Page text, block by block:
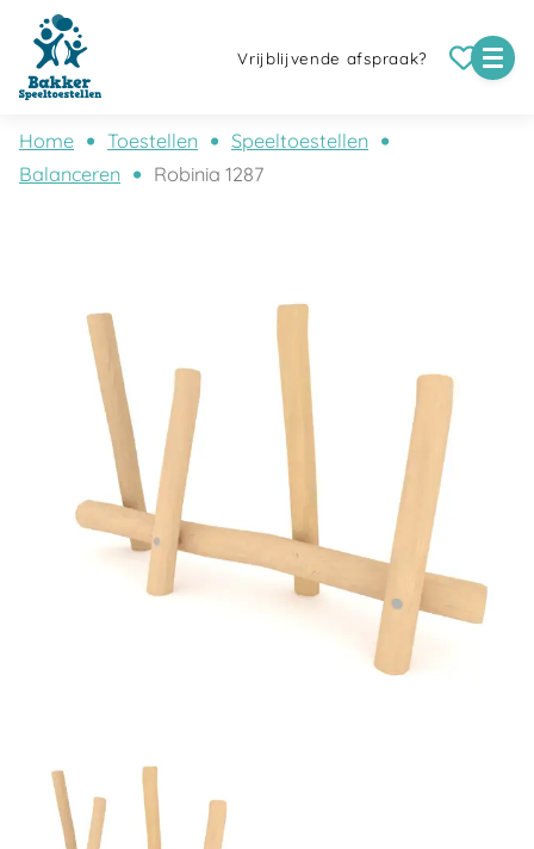
Vrijblijvende afspraak?
Home Toestellen
Speeltoestellen
Balanceren
Robinia 1287